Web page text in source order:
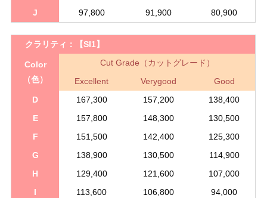
J
97,800 91,900 80,900
クラリティ： 【SI1】
Color
（色）
Cut Grade（カットグレード）
Excellent
Verygood
Good
D
167,300 157,200
138,400
E
157,800 148,300
130,500
F
151,500 142,400
125,300
G
138,900 130,500
114,900
H
129,400 121,600
107,000
I
113,600 106,800
94,000